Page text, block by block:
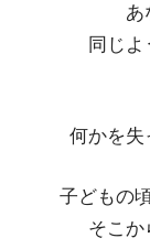
あ
同じ
何かを失
子どもの
そこか